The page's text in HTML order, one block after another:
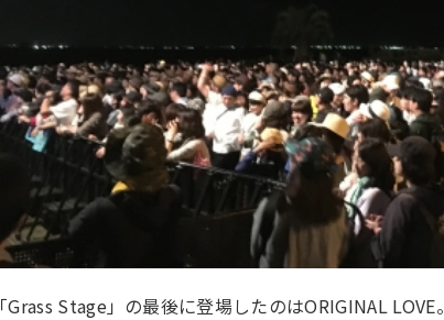
「Grass Stage」の最後に登場したのはORIGINAL LOVE。